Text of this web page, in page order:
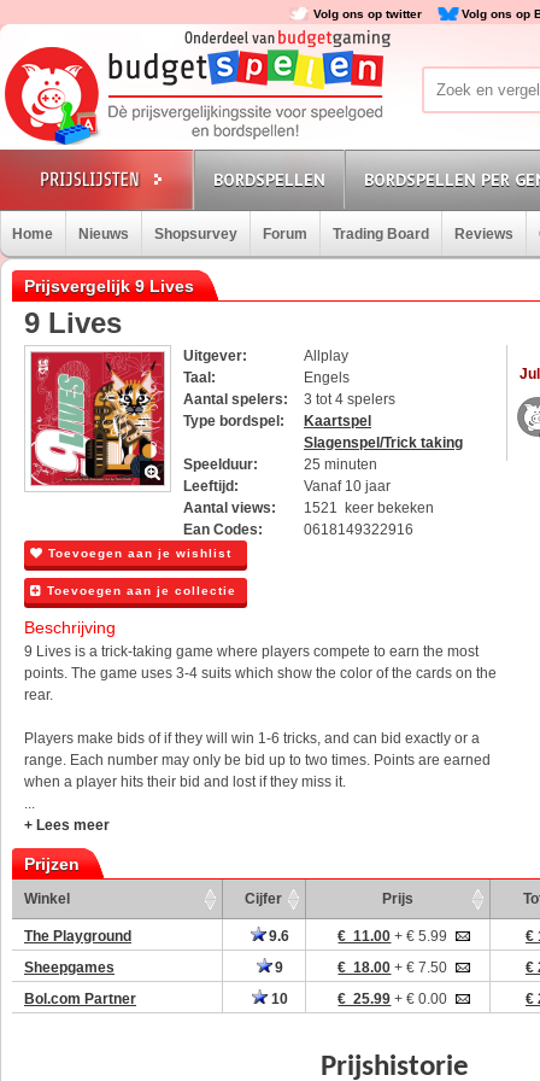
Volg ons op twitter Volg ons op
BORDSPELLEN BORDSPELLEN PER
Home Nieuws Shopsurvey Forum Trading Board Reviews
Prijsvergelijk 9 Lives
9 Lives
Uitgever:
Allplay
Taal:
Engels
Aantal spelers:
3 tot 4 spelers
Type bordspel:
Kaartspel
Slagenspel/Trick taking
Speelduur:
25 minuten
Leeftijd:
Vanaf 10 jaar
Aantal views:
1521 keer bekeken
Ean Codes:
0618149322916
Toevoegen aan je wishlist
Toevoegen aan je collectie
Beschrijving
9 Lives is a trick-taking game where players compete to earn the most
points. The game uses 3-4 suits which show the color of the cards on the
rear.
Players make bids of if they will win 1-6 tricks, and can bid exactly or a
range. Each number may only be bid up to two times. Points are earned
when a player hits their bid and lost if they miss it.
...
+ Lees meer
Prijzen
Winkel Cijfer Prijs
The Playground 9.6 € 11.00 + € 5.99
€
Sheepgames
9 € 18.00 + € 7.50
€
Bol.com Partner
10 € 25.99 + € 0.00 €